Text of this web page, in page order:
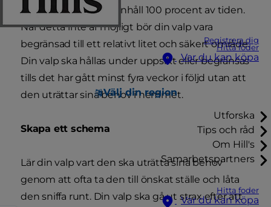
Registrera dig
Hitta foder
Var du kan köpa
Välj din region
Utforska
Tips och råd
Om Hill's
Samarbetspartners
Hitta foder
Var du kan köpa
håller valpen inom synhåll 100 procent av tiden.
När detta inte är möjligt bör din valp vara
begränsad till ett relativt litet och säkert område.
Din valp ska hållas under uppsikt eller begränsas
tills det har gått minst fyra veckor i följd utan att
den uträttar sina behov i hemmet.
Skapa ett schema
Lär din valp vart den ska uträtta sina behov
genom att ofta ta den till önskat ställe och låta
den sniffa runt. Din valp ska gå ut strax efter att